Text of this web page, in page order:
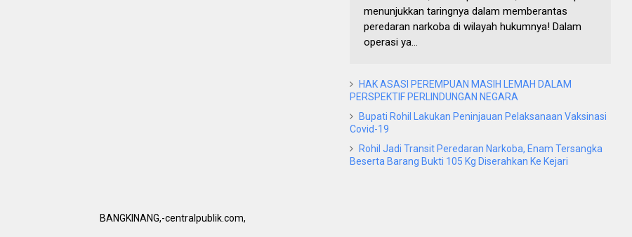
menunjukkan taringnya dalam memberantas
peredaran narkoba di wilayah hukumnya! Dalam
operasi ya...
HAK ASASI PEREMPUAN MASIH LEMAH DALAM
PERSPEKTIF PERLINDUNGAN NEGARA
Bupati Rohil Lakukan Peninjauan Pelaksanaan Vaksinasi
Covid-19
Rohil Jadi Transit Peredaran Narkoba, Enam Tersangka
Beserta Barang Bukti 105 Kg Diserahkan Ke Kejari
BANGKINANG,-centralpublik.com,